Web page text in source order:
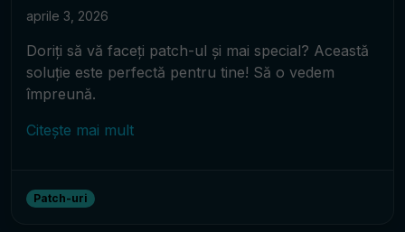
aprile 3, 2026
Doriți să vă faceți patch-ul și mai special? Această
soluție este perfectă pentru tine! Să o vedem
împreună.
Citește mai mult
Patch-uri